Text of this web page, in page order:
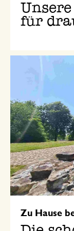
für
Zu Hause